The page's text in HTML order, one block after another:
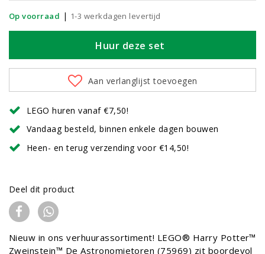
Op voorraad | 1-3 werkdagen levertijd
Huur deze set
Aan verlanglijst toevoegen
LEGO huren vanaf €7,50!
Vandaag besteld, binnen enkele dagen bouwen
Heen- en terug verzending voor €14,50!
Deel dit product
Nieuw in ons verhuurassortiment! LEGO® Harry Potter™
Zweinstein™ De Astronomietoren (75969) zit boordevol